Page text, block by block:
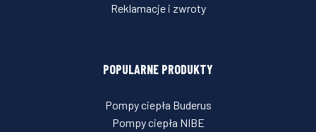
Reklamacje i zwroty
POPULARNE PRODUKTY
Pompy ciepła Buderus
Pompy ciepła NIBE